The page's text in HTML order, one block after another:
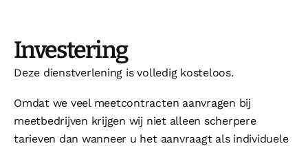
Investering
Deze dienstverlening is volledig kosteloos.
Omdat we veel meetcontracten aanvragen bij
meetbedrijven krijgen wij niet alleen scherpere
tarieven dan wanneer u het aanvraagt als individuele